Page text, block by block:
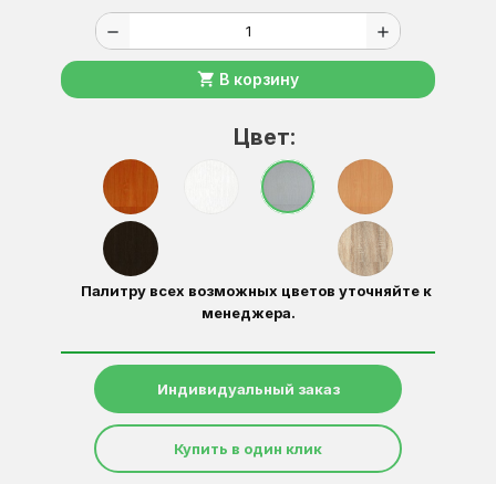
remove add
shopping_cart В корзину
Цвет:
Палитру всех возможных цветов уточняйте к
менеджера.
Индивидуальный заказ
Купить в один клик